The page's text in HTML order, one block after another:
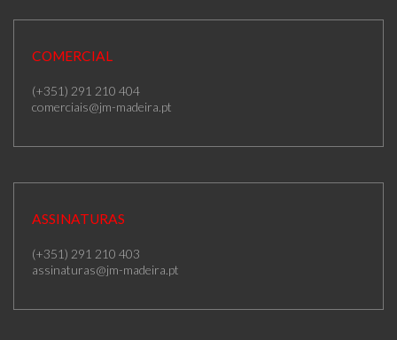
COMERCIAL
(+351) 291 210 404
comerciais@jm-madeira.pt
ASSINATURAS
(+351) 291 210 403
assinaturas@jm-madeira.pt